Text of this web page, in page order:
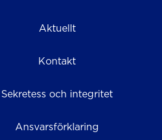
Aktuellt
Kontakt
Sekretess och integritet
Ansvarsförklaring